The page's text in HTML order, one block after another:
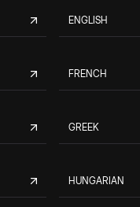
ENGLISH
FRENCH
GREEK
HUNGARIAN